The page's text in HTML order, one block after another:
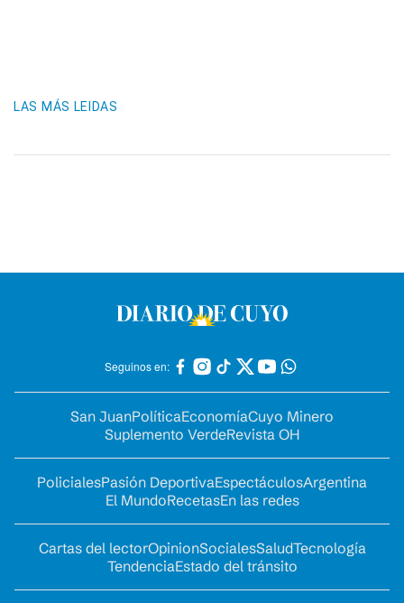
LAS MÁS LEIDAS
Seguinos en:
San JuanPolíticaEconomíaCuyo Minero
Suplemento VerdeRevista OH
PolicialesPasión DeportivaEspectáculosArgentina
El MundoRecetasEn las redes
Cartas del lectorOpinionSocialesSaludTecnología
TendenciaEstado del tránsito